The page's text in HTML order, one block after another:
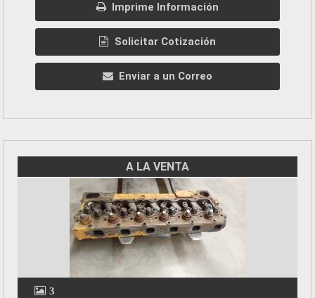
Imprime Información
Solicitar Cotización
Enviar a un Correo
A LA VENTA
3